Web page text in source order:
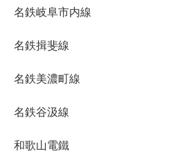
名鉄岐阜市内線
名鉄揖斐線
名鉄美濃町線
名鉄谷汲線
和歌山電鐵